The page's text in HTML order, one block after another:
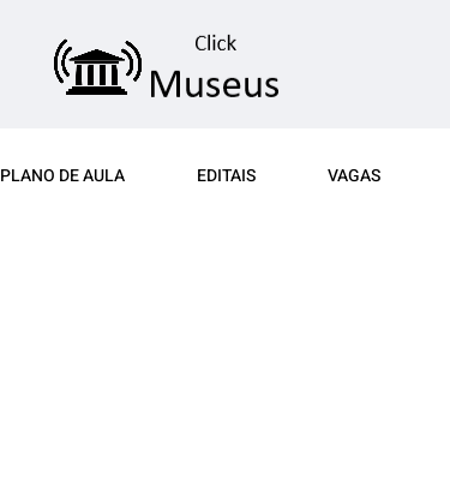
PLANO DE AULA EDITAIS VAGAS